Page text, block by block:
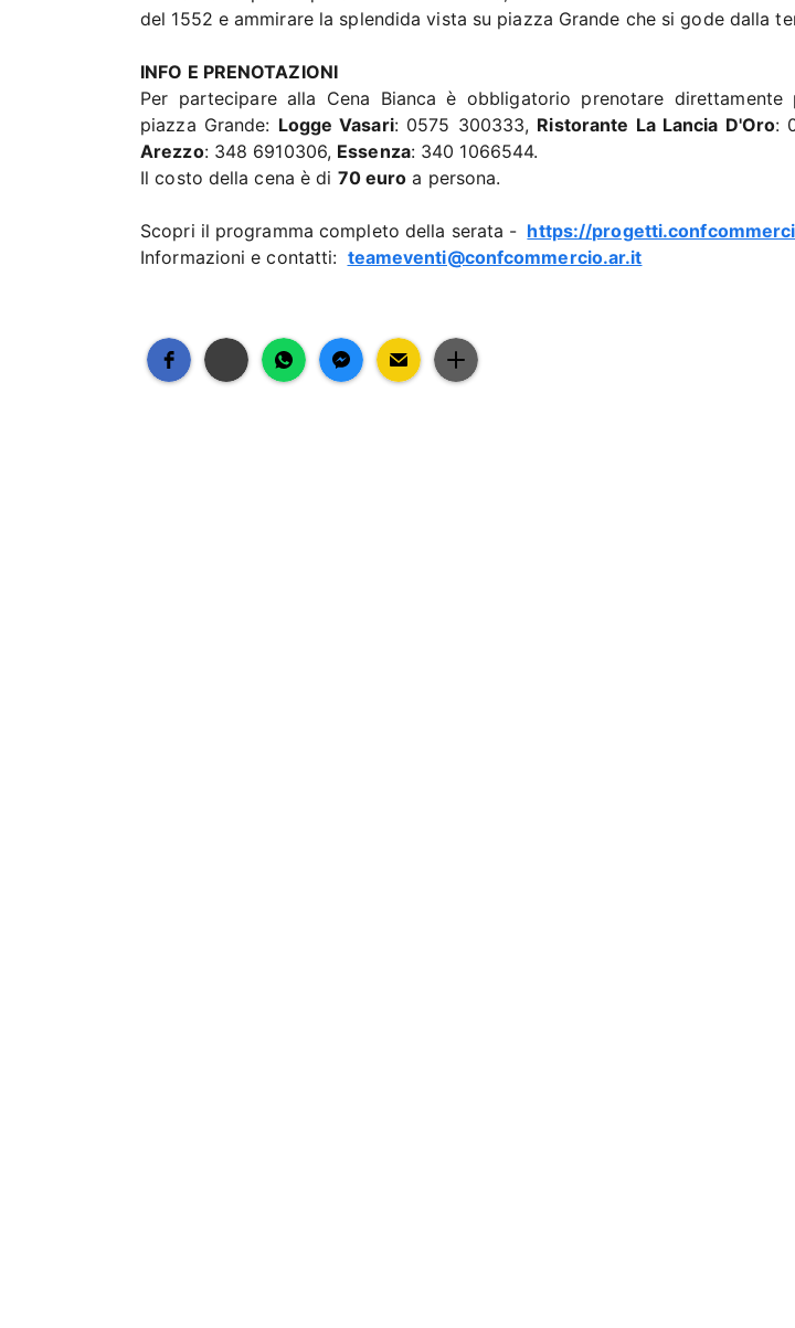
del 1552 e ammirare la splendida vista su piazza Grande che si gode dalla
INFO E PRENOTAZIONI
Per partecipare alla Cena Bianca è obbligatorio prenotare
piazza Grande: Logge Vasari: 0575 300333, Ristorante La Lancia D'Oro:
Arezzo: 348 6910306, Essenza: 340 1066544.
Il costo della cena è di 70 euro a persona.
Scopri il programma completo della serata - https://
Informazioni e contatti: teameventi@confcommercio.ar.it